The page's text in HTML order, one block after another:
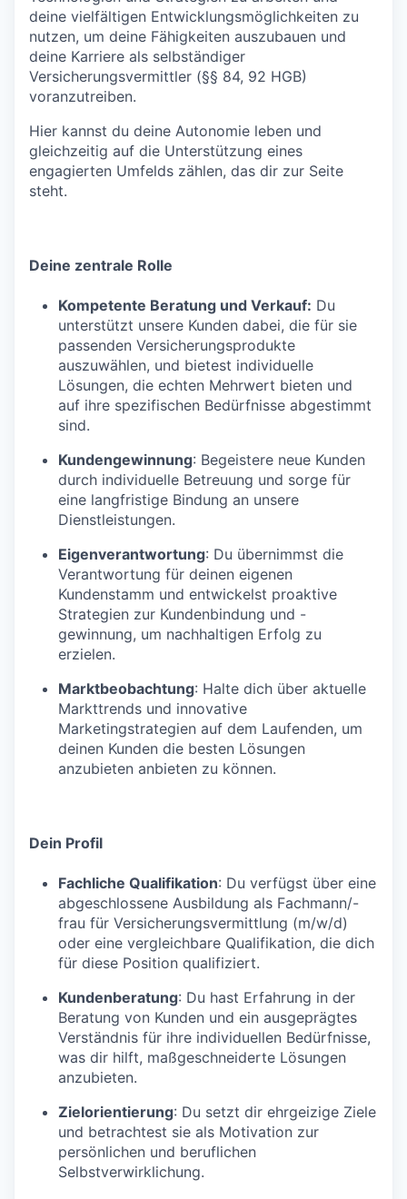
deine vielfältigen Entwicklungsmöglichkeiten zu
nutzen, um deine Fähigkeiten auszubauen und
deine Karriere als selbständiger
Versicherungsvermittler (§§ 84, 92 HGB)
voranzutreiben.
Hier kannst du deine Autonomie leben und
gleichzeitig auf die Unterstützung eines
engagierten Umfelds zählen, das dir zur Seite
steht.
Deine zentrale Rolle
Kompetente Beratung und Verkauf: Du
unterstützt unsere Kunden dabei, die für sie
passenden Versicherungsprodukte
auszuwählen, und bietest individuelle
Lösungen, die echten Mehrwert bieten und
auf ihre spezifischen Bedürfnisse abgestimmt
sind.
Kundengewinnung: Begeistere neue Kunden
durch individuelle Betreuung und sorge für
eine langfristige Bindung an unsere
Dienstleistungen.
Eigenverantwortung: Du übernimmst die
Verantwortung für deinen eigenen
Kundenstamm und entwickelst proaktive
Strategien zur Kundenbindung und -
gewinnung, um nachhaltigen Erfolg zu
erzielen.
Marktbeobachtung: Halte dich über aktuelle
Markttrends und innovative
Marketingstrategien auf dem Laufenden, um
deinen Kunden die besten Lösungen
anzubieten anbieten zu können.
Dein Profil
Fachliche Qualifikation: Du verfügst über eine
abgeschlossene Ausbildung als Fachmann/-
frau für Versicherungsvermittlung (m/w/d)
oder eine vergleichbare Qualifikation, die dich
für diese Position qualifiziert.
Kundenberatung: Du hast Erfahrung in der
Beratung von Kunden und ein ausgeprägtes
Verständnis für ihre individuellen Bedürfnisse,
was dir hilft, maßgeschneiderte Lösungen
anzubieten.
Zielorientierung: Du setzt dir ehrgeizige Ziele
und betrachtest sie als Motivation zur
persönlichen und beruflichen
Selbstverwirklichung.